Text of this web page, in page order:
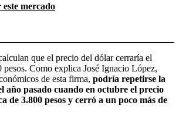
mercado
que el precio del dólar cerraría el
pesos. Como explica José Ignacio López,
de esta firma, podría repetirse la
año pasado cuando en octubre el precio
de 3.800 pesos y cerró a un poco más de